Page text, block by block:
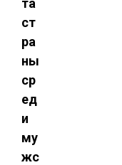
та
ст
ра
ны
ср
ед
и
му
жс